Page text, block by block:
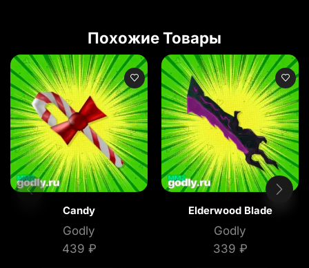
Похожие Товары
Candy
Godly
439 ₽
Elderwood Blade
Godly
339 ₽